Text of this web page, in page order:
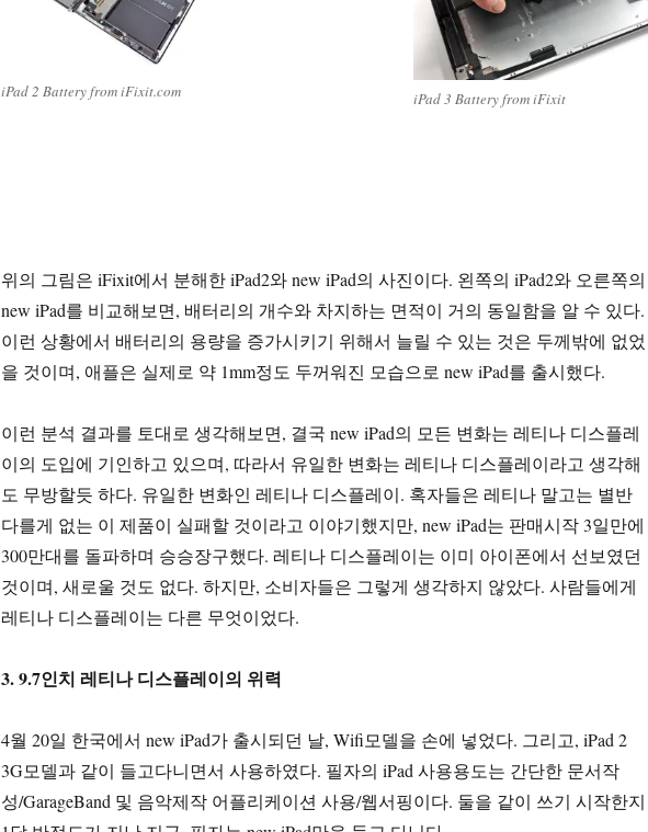
iPad 2 Battery from iFixit.com iPad 3 Battery from iFixit
위의 그림은 iFixit에서 분해한 iPad2와 new iPad의 사진이다. 왼쪽의 iPad2와 오른쪽의
new iPad를 비교해보면, 배터리의 개수와 차지하는 면적이 거의 동일함을 알 수 있다.
이런 상황에서 배터리의 용량을 증가시키기 위해서 늘릴 수 있는 것은 두께밖에 없었
을 것이며, 애플은 실제로 약 1mm정도 두꺼워진 모습으로 new iPad를 출시했다.
이런 분석 결과를 토대로 생각해보면, 결국 new iPad의 모든 변화는 레티나 디스플레
이의 도입에 기인하고 있으며, 따라서 유일한 변화는 레티나 디스플레이라고 생각해
도 무방할듯 하다. 유일한 변화인 레티나 디스플레이. 혹자들은 레티나 말고는 별반
다를게 없는 이 제품이 실패할 것이라고 이야기했지만, new iPad는 판매시작 3일만에
300만대를 돌파하며 승승장구했다. 레티나 디스플레이는 이미 아이폰에서 선보였던
것이며, 새로울 것도 없다. 하지만, 소비자들은 그렇게 생각하지 않았다. 사람들에게
레티나 디스플레이는 다른 무엇이었다.
3. 9.7인치 레티나 디스플레이의 위력
4월 20일 한국에서 new iPad가 출시되던 날, Wifi모델을 손에 넣었다. 그리고, iPad 2
3G모델과 같이 들고다니면서 사용하였다. 필자의 iPad 사용용도는 간단한 문서작
성/GarageBand 및 음악제작 어플리케이션 사용/웹서핑이다. 둘을 같이 쓰기 시작한지